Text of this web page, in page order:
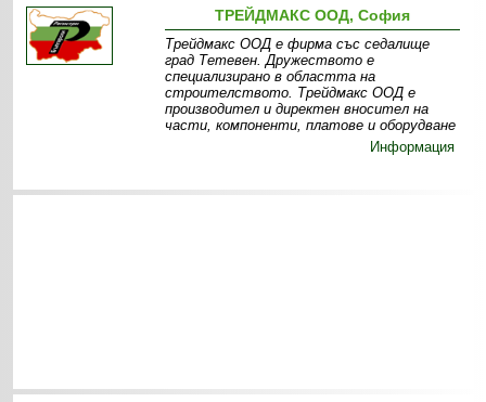
ТРЕЙДМАКС ООД, София
Трейдмакс ООД е фирма със седалище
град Тетевен. Дружеството е
специализирано в областта на
строителството. Трейдмакс ООД е
производител и директен вносител на
части, компоненти, платове и оборудване
Информация